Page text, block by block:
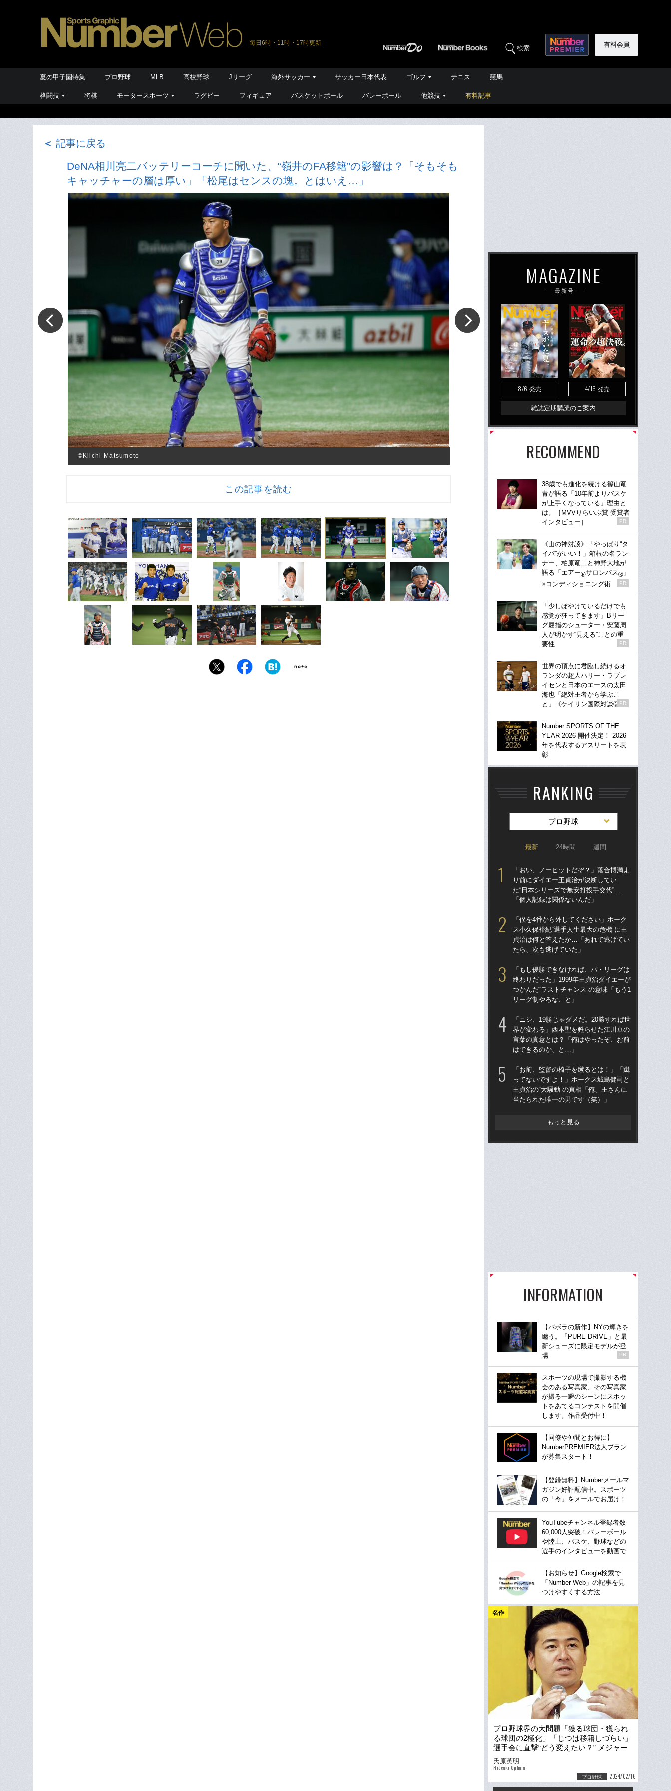
毎日6時・11時・17時更新
検索 有料会員
夏の甲子園特集 プロ野球 MLB 高校野球 Jリーグ 海外サッカー サッカー日本代表 ゴルフ テニス 競馬
格闘技 将棋 モータースポーツ ラグビー フィギュア バスケットボール バレーボール 他競技 有料記事
＜ 記事に戻る
DeNA相川亮二バッテリーコーチに聞いた、“嶺井のFA移籍”の影響は？「そもそも
キャッチャーの層は厚い」「松尾はセンスの塊。とはいえ…」
©Kiichi Matsumoto
この記事を読む
MAGAZINE
最新号
8/6 発売 4/16 発売
雑誌定期購読のご案内
RECOMMEND
38歳でも進化を続ける篠山竜
青が語る「10年前よりバスケ
が上手くなっている」理由と
は。［MVVりらいぶ賞 受賞者
インタビュー］
PR
《山の神対談》「やっぱり“タ
イパ”がいい！」箱根の名ラン
ナー、柏原竜二と神野大地が
語る「エアー®サロンパス® 」
×コンディショニング術
PR
「少しぼやけているだけでも
感覚が狂ってきます」Bリー
グ屈指のシューター・安藤周
人が明かす“見える”ことの重
要性
PR
世界の頂点に君臨し続けるオ
ランダの超人ハリー・ラブレ
イセンと日本のエースの太田
海也「絶対王者から学ぶこ
と」《ケイリン国際対談②》
PR
Number SPORTS OF THE
YEAR 2026 開催決定！ 2026
年を代表するアスリートを表
彰
RANKING
プロ野球
最新 24時間 週間
「おい、ノーヒットだぞ？」落合博満よ
り前にダイエー王貞治が決断してい
た“日本シリーズで無安打投手交代”…
「個人記録は関係ないんだ」
「僕を4番から外してください」ホーク
ス小久保裕紀“選手人生最大の危機”に王
貞治は何と答えたか…「あれで逃げてい
たら、次も逃げていた」
「もし優勝できなければ、パ・リーグは
終わりだった」1999年王貞治ダイエーが
つかんだ“ラストチャンス”の意味「もう1
リーグ制やろな、と」
「ニシ、19勝じゃダメだ。20勝すれば世
界が変わる」西本聖を甦らせた江川卓の
言葉の真意とは？「俺はやったぞ、お前
はできるのか、と…」
「お前、監督の椅子を蹴るとは！」「蹴
ってないですよ！」ホークス城島健司と
王貞治の“大騒動”の真相「俺、王さんに
当たられた唯一の男です（笑）」
もっと見る
INFORMATION
【バボラの新作】NYの輝きを
纏う。「PURE DRIVE」と最
新シューズに限定モデルが登
場
PR
スポーツの現場で撮影する機
会のある写真家、その写真家
が撮る一瞬のシーンにスポッ
トをあてるコンテストを開催
します。作品受付中！
【同僚や仲間とお得に】
NumberPREMIER法人プラン
が募集スタート！
【登録無料】Numberメールマ
ガジン好評配信中。スポーツ
の「今」をメールでお届け！
YouTubeチャンネル登録者数
60,000人突破！バレーボール
や陸上、バスケ、野球などの
選手のインタビューを動画で
【お知らせ】Google検索で
「Number Web」の記事を見
つけやすくする方法
名作
プロ野球界の大問題「獲る球団・獲られ
る球団の2極化」「じつは移籍しづらい」
選手会に直撃“どう変えたい？” メジャー
流FAには「反対」
氏原英明
Hideaki Ujihara
プロ野球 2024/02/16